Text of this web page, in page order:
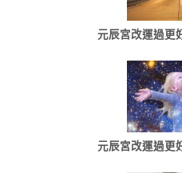
元辰宮改運過更
元辰宮改運過更